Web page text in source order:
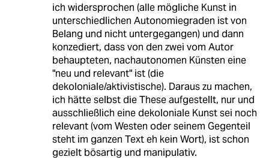
ich widersprochen (alle mögliche Kunst in
unterschiedlichen Autonomiegraden ist von
Belang und nicht untergegangen) und dann
konzediert, dass von den zwei vom Autor
behaupteten, nachautonomen Künsten eine
"neu und relevant" ist (die
dekoloniale/aktivistische). Daraus zu machen,
ich hätte selbst die These aufgestellt, nur und
ausschließlich eine dekoloniale Kunst sei noch
relevant (vom Westen oder seinem Gegenteil
steht im ganzen Text eh kein Wort), ist schon
gezielt bösartig und manipulativ.